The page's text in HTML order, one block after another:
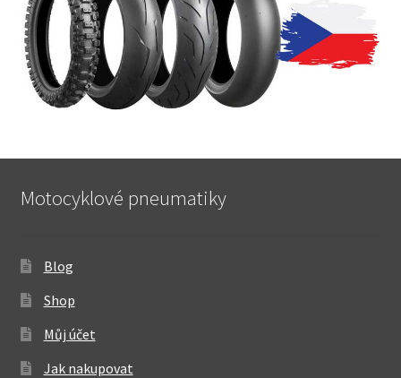
Motocyklové pneumatiky
Blog
Shop
Můj účet
Jak nakupovat